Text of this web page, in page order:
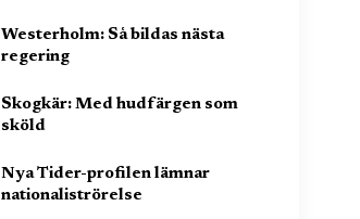
Westerholm: Så bildas nästa
regering
Skogkär: Med hudfärgen som
sköld
Nya Tider-profilen lämnar
nationaliströrelse